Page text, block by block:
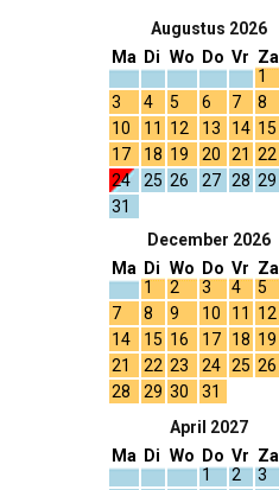
Augustus 2026
Ma
Di Wo Do Vr Za
1
3
4 5 6 7 8
10
11 12 13 14 15
17
18 19 20 21 22
24
25 26 27 28 29
31
December 2026
Ma
Di
1
Wo
2
Do
3
Vr
4
Za
5
7
8 9 10 11 12
14
15 16 17 18 19
21
22 23 24 25 26
28
29 30 31
April 2027
Ma
Di Wo
Do
1
Vr
2
Za
3